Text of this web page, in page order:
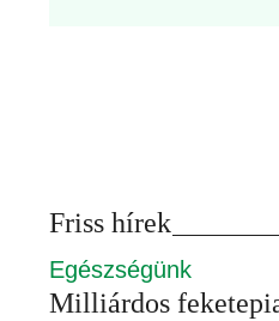
Friss hírek
Egészségünk
Milliárdos